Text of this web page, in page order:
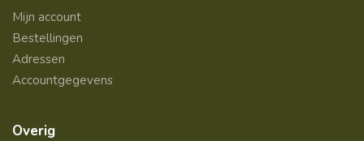
Mijn account
Bestellingen
Adressen
Accountgegevens
Overig